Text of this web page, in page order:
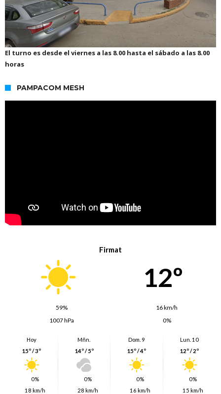
El turno es desde el viernes a las 8.00 hasta el sábado a las 8.00
horas
PAMPACOM MESH
Firmat
12º
59%
16 km/h
1007 hPa
0%
Hoy
15º / 3º
0%
18 km/h
Mñn.
14º / 5º
0%
28 km/h
Dom. 9
15º / 4º
0%
16 km/h
Lun. 10
12º / 2º
0%
15 km/h